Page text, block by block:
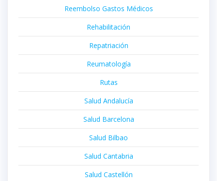
Reembolso Gastos Médicos
Rehabilitación
Repatriación
Reumatología
Rutas
Salud Andalucía
Salud Barcelona
Salud Bilbao
Salud Cantabria
Salud Castellón